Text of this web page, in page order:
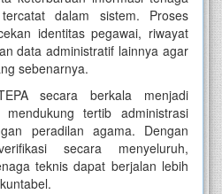
dalam sistem. Proses
identitas pegawai, riwayat
data administratif lainnya agar
sebenarnya.
secara berkala menjadi
tertib administrasi
peradilan agama. Dengan
secara menyeluruh,
teknis dapat berjalan lebih